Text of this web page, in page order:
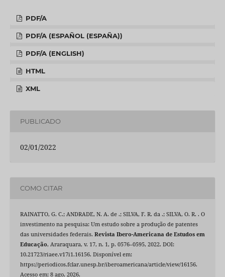
PDF/A
PDF/A (ESPAÑOL (ESPAÑA))
PDF/A (ENGLISH)
HTML
XML
PUBLICADO
02/01/2022
COMO CITAR
RAINATTO, G. C.; ANDRADE, N. A. de .; SILVA, F. R. da .; SILVA, O. R. . O
investimento na pesquisa: Um estudo sobre a produção de patentes
das universidades federais. Revista Ibero-Americana de Estudos em
Educação, Araraquara, v. 17, n. 1, p. 0576–0595, 2022. DOI:
10.21723/riaee.v17i1.16156. Disponível em:
https://periodicos.fclar.unesp.br/iberoamericana/article/view/16156.
Acesso em: 8 ago. 2026.